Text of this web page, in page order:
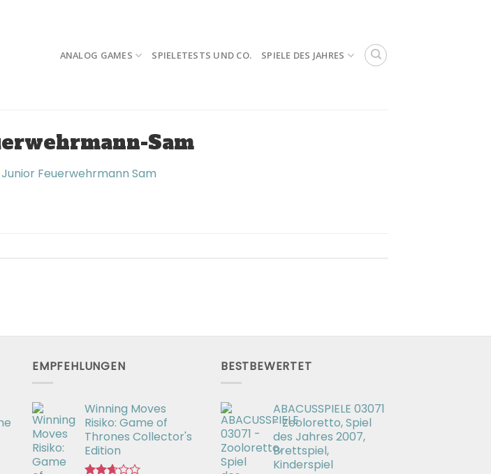
ANALOG GAMES SPIELETESTS UND CO. SPIELE DES JAHRES
Sam
Feuerwehrmann Sam
EMPFEHLUNGEN
Winning Moves
Risiko: Game of
Thrones Collector's
Edition
BESTBEWERTET
ABACUSSPIELE 03071
- Zooloretto, Spiel
des Jahres 2007,
Brettspiel,
Kinderspiel